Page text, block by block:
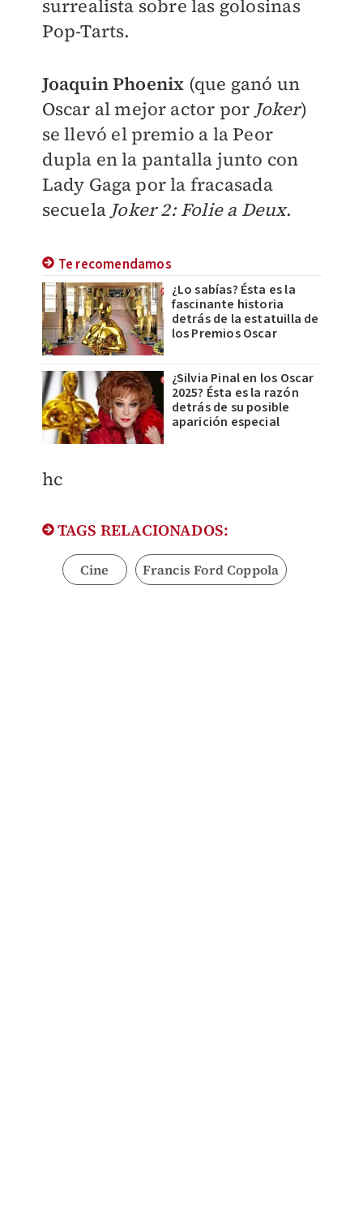
surrealista sobre las golosinas
Pop-Tarts.
Joaquin Phoenix (que ganó un
Oscar al mejor actor por Joker)
se llevó el premio a la Peor
dupla en la pantalla junto con
Lady Gaga por la fracasada
secuelaJoker 2: Folie a Deux.
Te recomendamos
¿Lo sabías? Ésta es la
fascinante historia
detrás de la estatuilla de
los Premios Oscar
¿Silvia Pinal en los Oscar
2025? Ésta es la razón
detrás de su posible
aparición especial
​hc
TAGS RELACIONADOS:
Cine Francis Ford Coppola